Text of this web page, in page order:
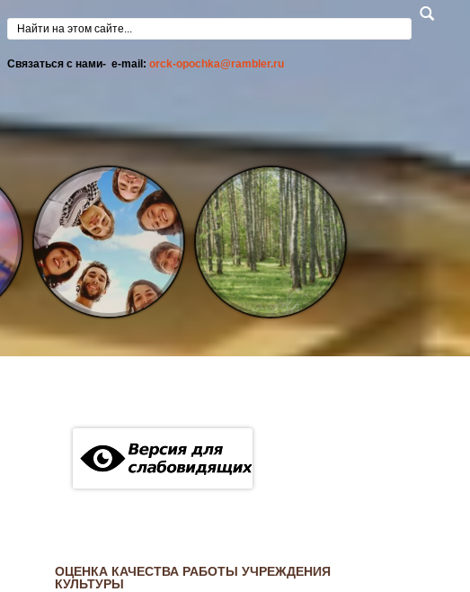
Форма поиска
Связаться с нами- e-mail: orck-opochka@rambler.ru
ОЦЕНКА КАЧЕСТВА РАБОТЫ УЧРЕЖДЕНИЯ
КУЛЬТУРЫ